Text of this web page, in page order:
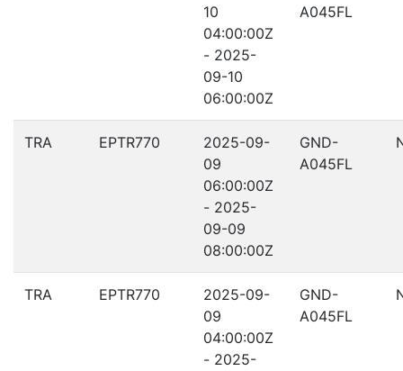
10
04:00:00Z
- 2025-
09-10
06:00:00Z
A045FL
TRA EPTR770
2025-09-
09
06:00:00Z
- 2025-
09-09
08:00:00Z
GND-
A045FL
TRA EPTR770
2025-09-
09
04:00:00Z
- 2025-
GND-
A045FL